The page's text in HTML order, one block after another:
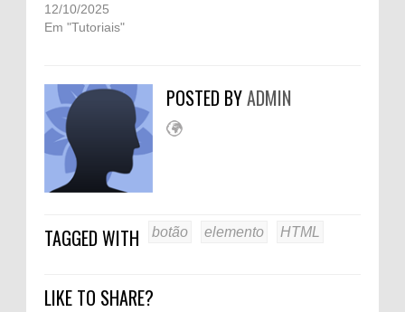
12/10/2025
Em "Tutoriais"
POSTED BYADMIN
TAGGED WITH botão elemento HTML
LIKE TO SHARE?